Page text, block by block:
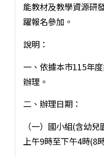
能教材及教學資源研
躍報名參加。
說明：
一、依據本市115年
辦理。
二、辦理日期：
（一）國小組(含幼
上午9時至下午4時(8